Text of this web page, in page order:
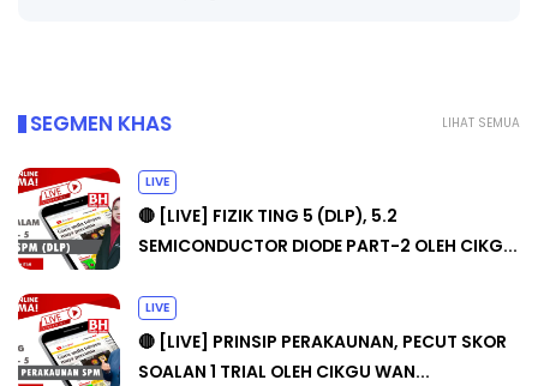
LIHAT SEMUA
SEGMEN KHAS
LIVE
🔴 [LIVE] FIZIK TING 5 (DLP), 5.2
SEMICONDUCTOR DIODE PART-2 OLEH CIKG...
LIVE
🔴 [LIVE] PRINSIP PERAKAUNAN, PECUT SKOR
SOALAN 1 TRIAL OLEH CIKGU WAN...